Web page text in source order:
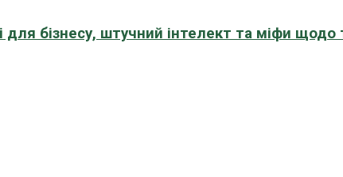
бізнесу, штучний інтелект та міфи щодо